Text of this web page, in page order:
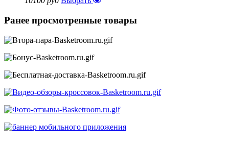
Ранее просмотренные товары